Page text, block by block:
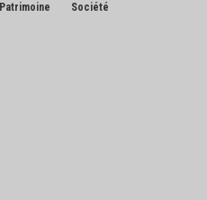
Patrimoine Société